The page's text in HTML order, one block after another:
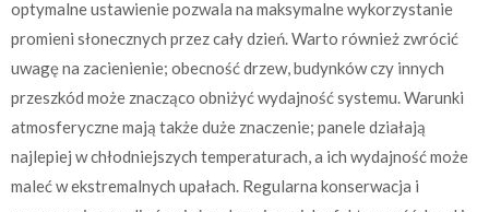
optymalne ustawienie pozwala na maksymalne wykorzystanie
promieni słonecznych przez cały dzień. Warto również zwrócić
uwagę na zacienienie; obecność drzew, budynków czy innych
przeszkód może znacząco obniżyć wydajność systemu. Warunki
atmosferyczne mają także duże znaczenie; panele działają
najlepiej w chłodniejszych temperaturach, a ich wydajność może
maleć w ekstremalnych upałach. Regularna konserwacja i